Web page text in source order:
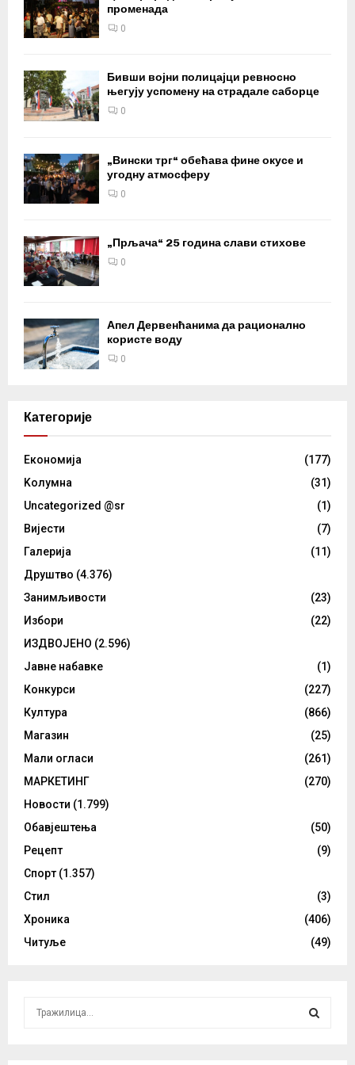
променада
0
Бивши војни полицајци ревносно
његују успомену на страдале саборце
0
„Вински трг“ обећава фине окусе и
угодну атмосферу
0
„Прљача“ 25 година слави стихове
0
Апел Дервенћанима да рационално
користе воду
0
Категорије
Eкономија
(177)
Kолумнa
(31)
Uncategorized @sr
(1)
Вијести
(7)
Галерија
(11)
Друштво (4.376)
Занимљивости
(23)
Избори
(22)
ИЗДВОЈЕНО (2.596)
Јавне набавке
(1)
Конкурси
(227)
Култура
(866)
Магазин
(25)
Мали огласи
(261)
МАРКЕТИНГ
(270)
Новости (1.799)
Обавјештења
(50)
Рецепт
(9)
Спорт (1.357)
Стил
(3)
Хроника
(406)
Читуље
(49)